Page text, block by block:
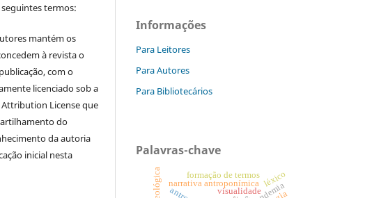
termos:
mantém os
à revista o
com o
licenciado sob a
License que
do
da autoria
inicial nesta
Informações
Para Leitores
Para Autores
Para Bibliotecários
Palavras-chave
visualidade
narrativa antroponímica
formação de termos léxico